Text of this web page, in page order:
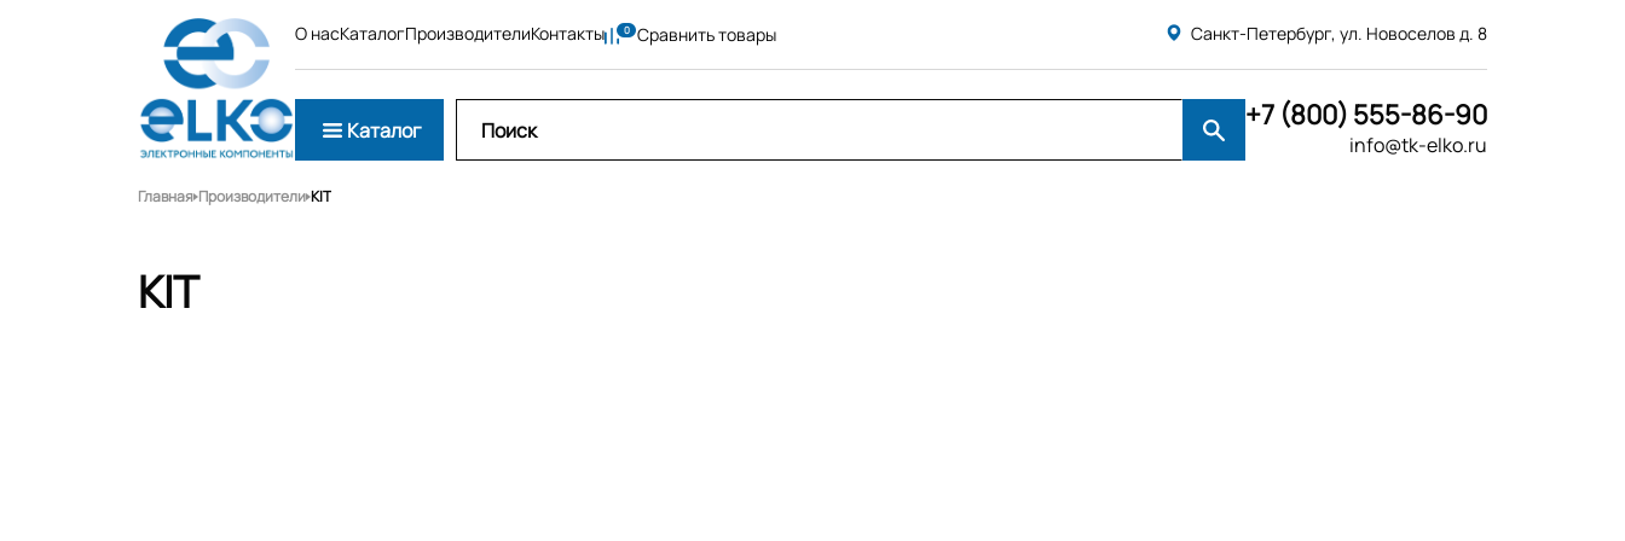
О насКаталогПроизводителиКонтакты Сравнить товары Санкт-Петербург, ул. Новоселов д. 8
Каталог +7 (800) 555-86-90
info@tk-elko.ru
Главная Производители KIT
KIT